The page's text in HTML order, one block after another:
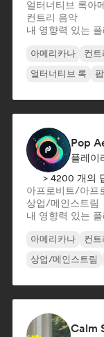
얼터너티브 록아
컨트리 음악
내 영향력 있는
아메리카나 컨
얼터너티브 록
Pop
플레이
> 4200 개의
아프로비트/아프
상업/메인스트림
내 영향력 있는
아메리카나 컨
상업/메인스트림
Calm